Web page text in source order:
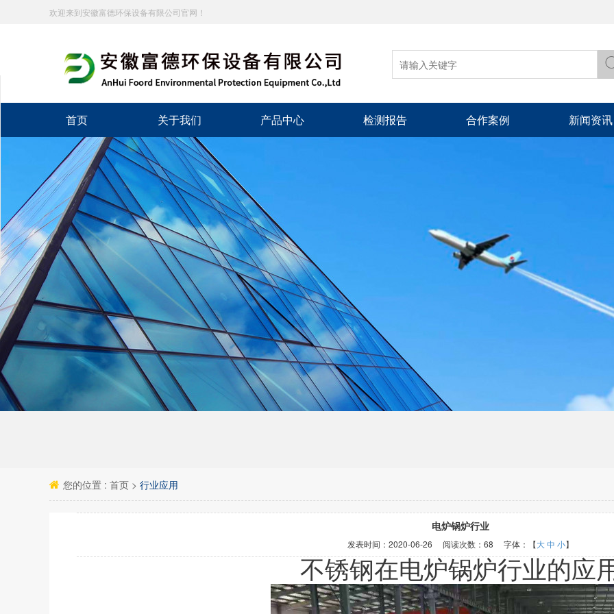
欢迎来到安徽富德环保设备有限公司官网！
首页 关于我们 产品中心 检测报告 合作案例 新闻资讯
您的位置 : 首页 > 行业应用
电炉锅炉行业
发表时间： 2020-06-26 阅读次数： 68 字体：【大中 小】
不锈钢在电炉锅炉行业的应
QQ好友
QQ空间
复制网址
打印